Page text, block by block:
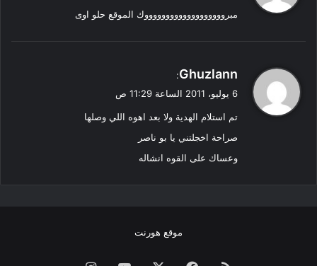
ل
مبروووووووووووووووووووك الموقع حلو اوى
ي
ق
ل
Ghuzlann
:
6 يوليو، 2011 الساعة 11:29 ص
تم استلام الهدية ولا بعد اهوه اللي وصلها
صراحة اخجلتني يا بو ناصر
وعساك على القوه انشاله
موقع هورنت